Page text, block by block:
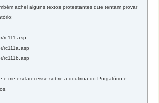
achei alguns textos protestantes que tentam provar
rc111.asp
rc111a.asp
rc111b.asp
e me esclarecesse sobre a doutrina do Purgatório e